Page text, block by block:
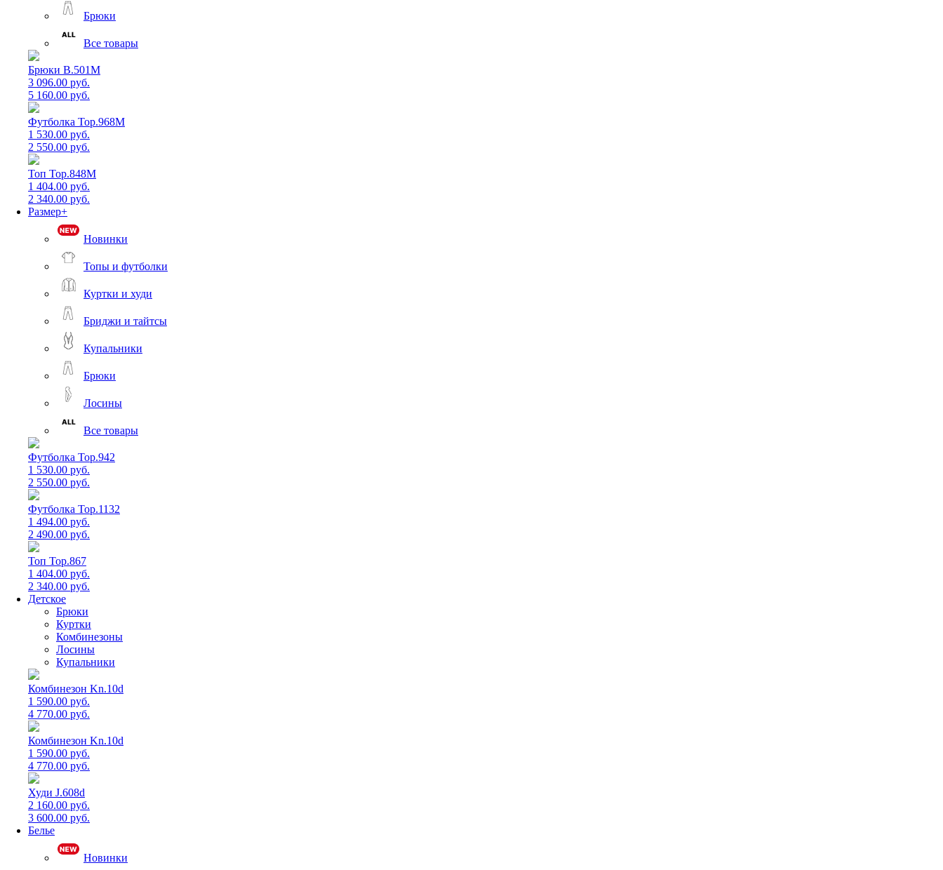
Брюки
Все товары
Брюки B.501M
3 096.00 руб.
5 160.00 руб.
Футболка Top.968M
1 530.00 руб.
2 550.00 руб.
Топ Top.848M
1 404.00 руб.
2 340.00 руб.
Размер+
Новинки
Топы и футболки
Куртки и худи
Бриджи и тайтсы
Купальники
Брюки
Лосины
Все товары
Футболка Top.942
1 530.00 руб.
2 550.00 руб.
Футболка Top.1132
1 494.00 руб.
2 490.00 руб.
Топ Top.867
1 404.00 руб.
2 340.00 руб.
Детское
Брюки
Куртки
Комбинезоны
Лосины
Купальники
Комбинезон Kn.10d
1 590.00 руб.
4 770.00 руб.
Комбинезон Kn.10d
1 590.00 руб.
4 770.00 руб.
Худи J.608d
2 160.00 руб.
3 600.00 руб.
Белье
Новинки